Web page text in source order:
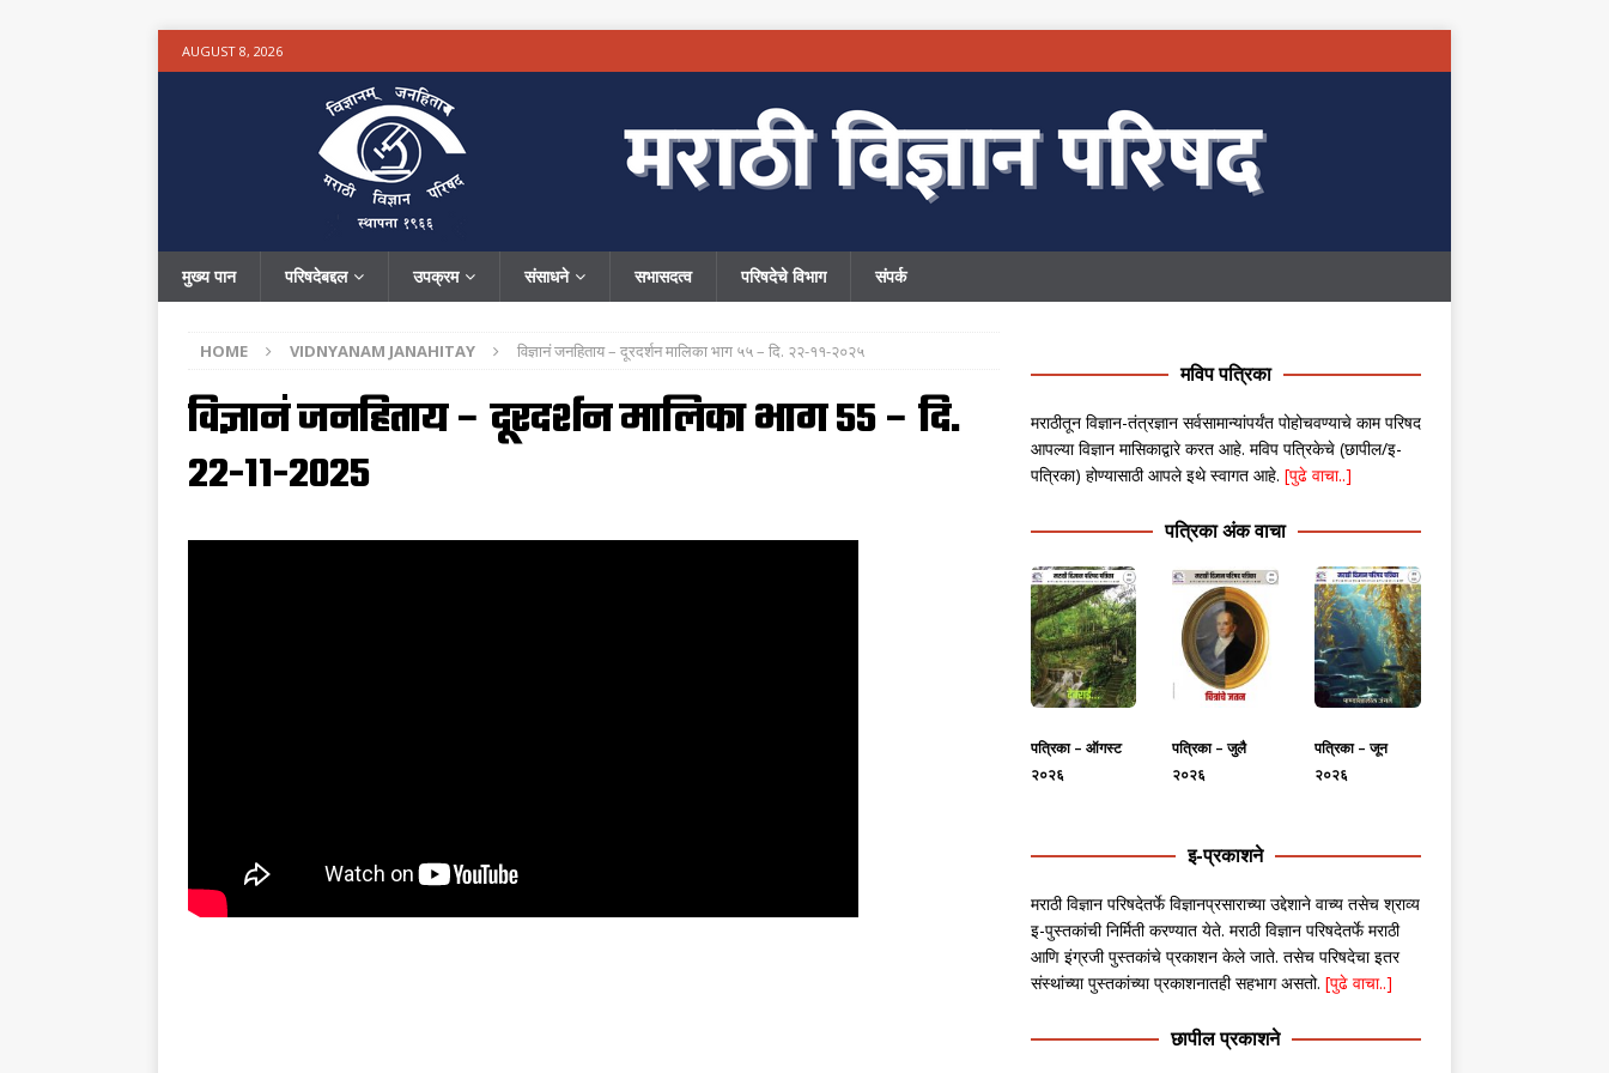
AUGUST 8, 2026
मुख्य पान परिषदेबद्दल उपक्रम संसाधने सभासदत्व परिषदेचे विभाग संपर्क
HOME VIDNYANAM JANAHITAY विज्ञानं जनहिताय – दूरदर्शन मालिका भाग ५५ – दि. २२-११-२०२५
विज्ञानं जनहिताय – दूरदर्शन मालिका भाग ५५ – दि.
२२-११-२०२५
मविप पत्रिका
मराठीतून विज्ञान-तंत्रज्ञान सर्वसामान्यांपर्यंत पोहोचवण्याचे काम परिषद
आपल्या विज्ञान मासिकाद्वारे करत आहे. मविप पत्रिकेचे (छापील/इ-
पत्रिका) होण्यासाठी आपले इथे स्वागत आहे. [पुढे वाचा..]
पत्रिका अंक वाचा
पत्रिका – ऑगस्ट
२०२६
पत्रिका – जुलै
२०२६
पत्रिका – जून
२०२६
इ-प्रकाशने
मराठी विज्ञान परिषदेतर्फे विज्ञानप्रसाराच्या उद्देशाने वाच्य तसेच श्राव्य
इ-पुस्तकांची निर्मिती करण्यात येते. मराठी विज्ञान परिषदेतर्फे मराठी
आणि इंग्रजी पुस्तकांचे प्रकाशन केले जाते. तसेच परिषदेचा इतर
संस्थांच्या पुस्तकांच्या प्रकाशनातही सहभाग असतो. [पुढे वाचा..]
छापील प्रकाशने